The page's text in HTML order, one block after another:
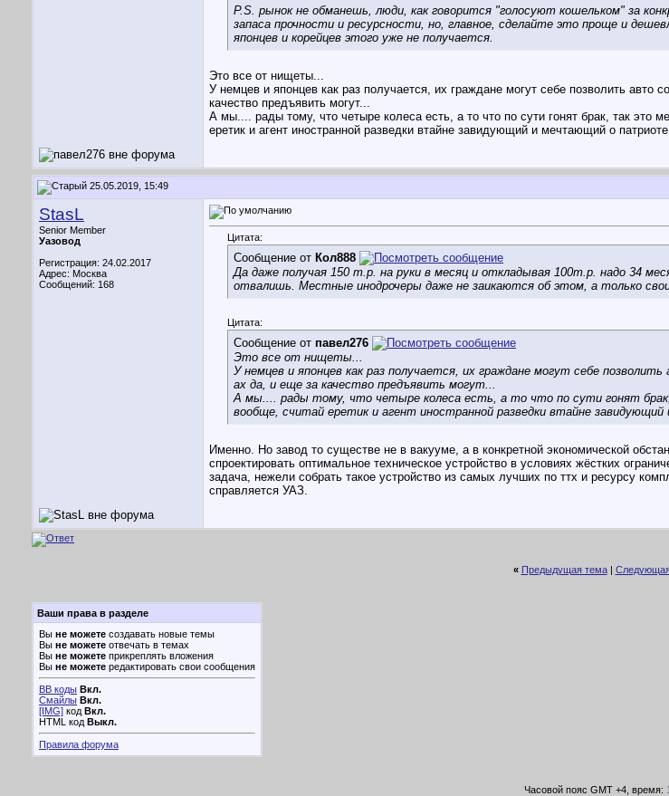
P.S. рынок не обманешь, люди, как говорится "голосуют кошельком" за
запаса прочности и ресурсности, но, главное, сделайте это проще и
японцев и корейцев этого уже не получается.
Это все от нищеты...
У немцев и японцев как раз получается, их граждане могут себе позволить авто
качество предъявить могут...
А мы.... рады тому, что четыре колеса есть, а то что по сути гонят брак, так это
еретик и агент иностранной разведки втайне завидующий и мечтающий о
25.05.2019, 15:49
StasL
Senior Member
Уазовод
Регистрация: 24.02.2017
Адрес: Москва
Сообщений: 168
Цитата:
Сообщение от Кол888
Да даже получая 150 т.р. на руки в месяц и откладывая 100т.р. надо 34
отвалишь. Местные инодрочеры даже не заикаются об этом, а только
Цитата:
Сообщение от павел276
Это все от нищеты...
У немцев и японцев как раз получается, их граждане могут себе
ах да, и еще за качество предъявить могут...
А мы.... рады тому, что четыре колеса есть, а то что по сути гонят
вообще, считай еретик и агент иностранной разведки втайне
Именно. Но завод то существе не в вакууме, а в конкретной экономической
спроектировать оптимальное техническое устройство в условиях жёстких
задача, нежели собрать такое устройство из самых лучших по ттх и ресурсу
справляется УАЗ.
« Предыдущая тема|
Ваши права в разделе
Вы не можете создавать новые темы
Вы не можете отвечать в темах
Вы не можете прикреплять вложения
Вы не можете редактировать свои сообщения
BB коды Вкл.
Смайлы Вкл.
[IMG] код Вкл.
HTML код Выкл.
Правила форума
Часовой пояс GMT +4, время: